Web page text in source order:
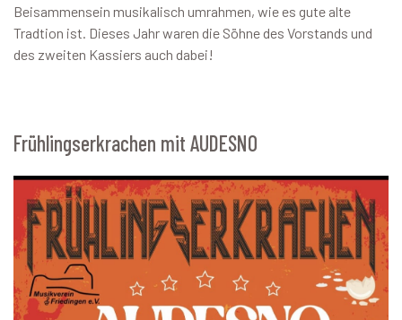
Beisammensein musikalisch umrahmen, wie es gute alte
Tradtion ist. Dieses Jahr waren die Söhne des Vorstands und
des zweiten Kassiers auch dabei!
Frühlingserkrachen mit AUDESNO